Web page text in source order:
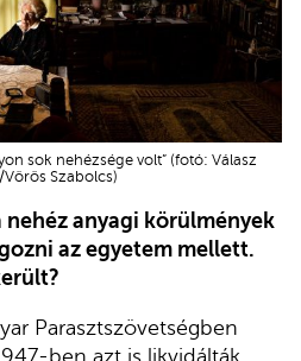
sok nehézsége volt” (fotó: Válasz
Szabolcs)
anyagi körülmények
az egyetem mellett.
Parasztszövetségben
ben azt is likvidálták,